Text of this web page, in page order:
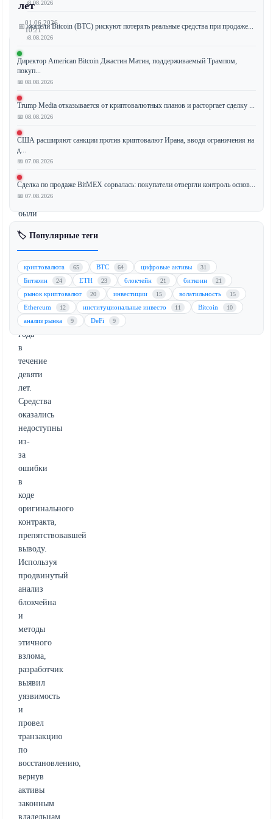
лет
📅01.06.2026
10:21
Белый
хакер
успешно
разблокировал
ETH
на
сумму
$2
миллиона,
которые
были
в
смарт-
контракте
от
Ethereum
ICO
2016
года
в
течение
девяти
лет.
Средства
оказались
недоступны
из-
за
ошибки
в
коде
оригинального
контракта,
препятствовавшей
выводу.
Используя
продвинутый
анализ
блокчейна
и
методы
этичного
взлома,
разработчик
выявил
уязвимость
и
провел
транзакцию
по
восстановлению,
вернув
активы
законным
владельцам.
📅 08.08.2026
Держатели Bitcoin (BTC) рискуют потерять реальные средства при продаже...
📅 08.08.2026
Директор American Bitcoin Джастин Матин, поддерживаемый Трампом,
покуп...
📅 08.08.2026
Trump Media отказывается от криптовалютных планов и расторгает сделку ...
📅 08.08.2026
США расширяют санкции против криптовалют Ирана, вводя ограничения на
д...
📅 07.08.2026
Сделка по продаже BitMEX сорвалась: покупатели отвергли контроль основ...
📅 07.08.2026
🏷️ Популярные теги
криптовалюта 65 BTC 64 цифровые активы 31
Биткоин 24 ETH 23 блокчейн 21 биткоин 21
рынок криптовалют 20 инвестиции 15 волатильность 15
Ethereum 12 институциональные инвесто 11 Bitcoin 10
анализ рынка 9 DeFi 9